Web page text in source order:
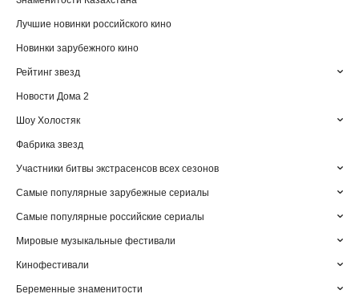
Лучшие новинки российского кино
Новинки зарубежного кино
Рейтинг звезд
Новости Дома 2
Шоу Холостяк
Фабрика звезд
Участники битвы экстрасенсов всех сезонов
Самые популярные зарубежные сериалы
Самые популярные российские сериалы
Мировые музыкальные фестивали
Кинофестивали
Беременные знаменитости